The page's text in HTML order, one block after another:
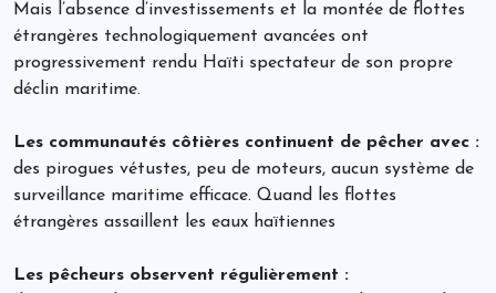
Mais l’absence d’investissements et la montée de flottes
étrangères technologiquement avancées ont
progressivement rendu Haïti spectateur de son propre
déclin maritime.
Les communautés côtières continuent de pêcher avec :
des pirogues vétustes, peu de moteurs, aucun système de
surveillance maritime efficace. Quand les flottes
étrangères assaillent les eaux haïtiennes
Les pêcheurs observent régulièrement :